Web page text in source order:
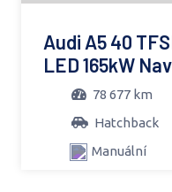
Audi A5 40
LED 165kW
78 677 km
Hatchback
Manuální